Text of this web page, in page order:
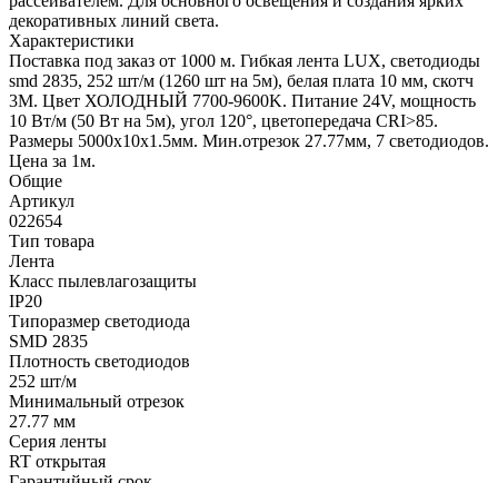
декоративных линий света.
Характеристики
Поставка под заказ от 1000 м. Гибкая лента LUX, светодиоды
smd 2835, 252 шт/м (1260 шт на 5м), белая плата 10 мм, скотч
3М. Цвет ХОЛОДНЫЙ 7700-9600K. Питание 24V, мощность
10 Вт/м (50 Вт на 5м), угол 120°, цветопередача CRI>85.
Размеры 5000х10x1.5мм. Мин.отрезок 27.77мм, 7 светодиодов.
Цена за 1м.
Общие
Артикул
022654
Тип товара
Лента
Класс пылевлагозащиты
IP20
Типоразмер светодиода
SMD 2835
Плотность светодиодов
252 шт/м
Минимальный отрезок
27.77 мм
Серия ленты
RT открытая